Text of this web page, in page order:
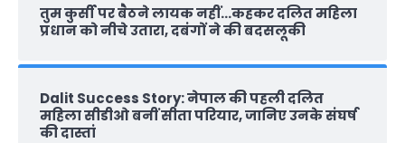
तुम कुर्सी पर बैठने लायक नहीं…कहकर दलित महिला
प्रधान को नीचे उतारा, दबंगों ने की बदसलूकी
Dalit Success Story: नेपाल की पहली दलित
महिला सीडीओ बनीं सीता परियार, जानिए उनके संघर्ष
की दास्‍तां